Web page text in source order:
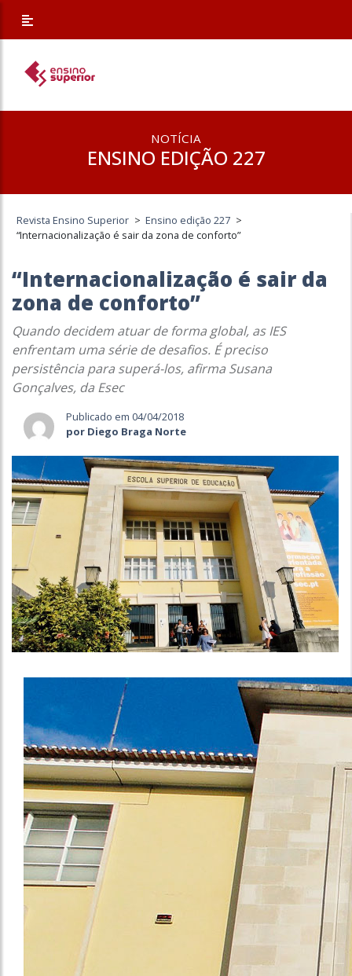
NOTÍCIA
ENSINO EDIÇÃO 227
Revista Ensino Superior > Ensino edição 227 >
“Internacionalização é sair da zona de conforto”
“Internacionalização é sair da
zona de conforto”
Quando decidem atuar de forma global, as IES
enfrentam uma série de desafios. É preciso
persistência para superá-los, afirma Susana
Gonçalves, da Esec
Publicado em 04/04/2018
por Diego Braga Norte